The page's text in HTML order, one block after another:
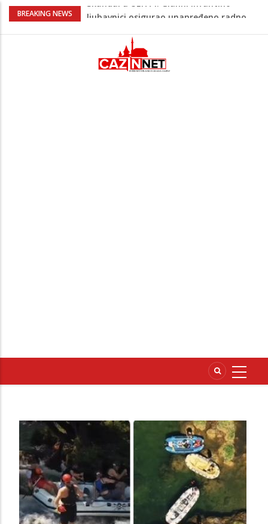
BREAKING NEWS
Na današnji dan prije 101. godine rođen
od svojih ideala
Kuhar otkrio kako pripremiti jaja
savršenog okusa bez korištenja tave